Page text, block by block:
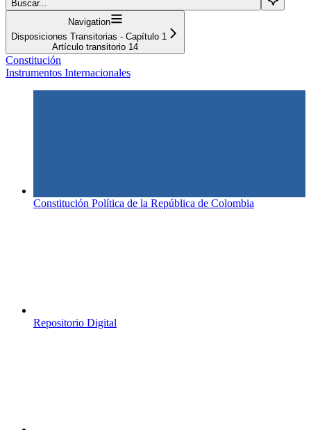
Buscar...
Navigation
Disposiciones Transitorias - Capítulo 1
Artículo transitorio 14
Constitución
Instrumentos Internacionales
Constitución Política de la República de Colombia
Repositorio Digital